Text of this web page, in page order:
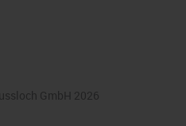
GmbH 2026